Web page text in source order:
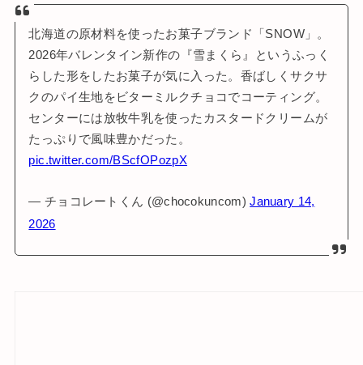
北海道の原材料を使ったお菓子ブランド「SNOW」。
2026年バレンタイン新作の『雪まくら』というふっく
らした形をしたお菓子が気に入った。香ばしくサクサ
クのパイ生地をビターミルクチョコでコーティング。
センターには放牧牛乳を使ったカスタードクリームが
たっぷりで風味豊かだった。
pic.twitter.com/BScfOPozpX
— チョコレートくん (@chocokuncom)January 14,
2026